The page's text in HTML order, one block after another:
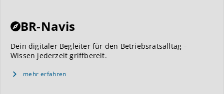
BR-Navis
Dein digitaler Begleiter für den Betriebsratsalltag –
Wissen jederzeit griffbereit.
mehr erfahren